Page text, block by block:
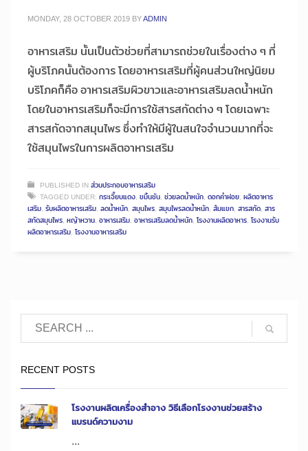
MONDAY, 28 OCTOBER 2019 BYADMIN
อาหารเสริม นั้นเป็นตัวช่วยที่สามารถช่วยในเรื่องต่าง ๆ ที่
ผู้บริโภคนั้นต้องการ โดยอาหารเสริมที่ผู้คนส่วนใหญ่นิยม
บริโภคก็คือ อาหารเสริมผิวขาวและอาหารเสริมลดน้ำหนัก
โดยในอาหารเสริมก็จะมีการใช้สารสกัดต่าง ๆ โดยเฉพาะ
สารสกัดจากสมุนไพร ซึ่งทำให้มีผู้ในสนใจจำนวนมากที่จะ
ใช้สมุนไพรในการผลิตอาหารเสริม
PUBLISHED INส่วนประกอบอาหารเสริม
TAGGED UNDER: กระเจี๊ยบแดง, ขมิ้นชัน, ช่วยลดน้ำหนัก, ดอกคำฝอย, ผลิตอาหาร
เสริม, รับผลิตอาหารเสริม, ลดน้ำหนัก, สมุนไพร, สมุนไพรลดน้ำหนัก, ส้มแขก, สารสกัด, สาร
สกัดสมุนไพร, หญ้าหวาน, อาหารเสริม, อาหารเสริมลดน้ำหนัก, โรงงานผลิตอาหาร, โรงงานรับ
ผลิตอาหารเสริม, โรงงานอาหารเสริม
RECENT POSTS
โรงงานผลิตเครื่องสำอาง วิธีเลือกโรงงานช่วยสร้าง
แบรนด์ความงาม
...